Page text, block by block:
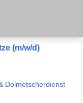
(m/w/d)
Dolmetscherdienst